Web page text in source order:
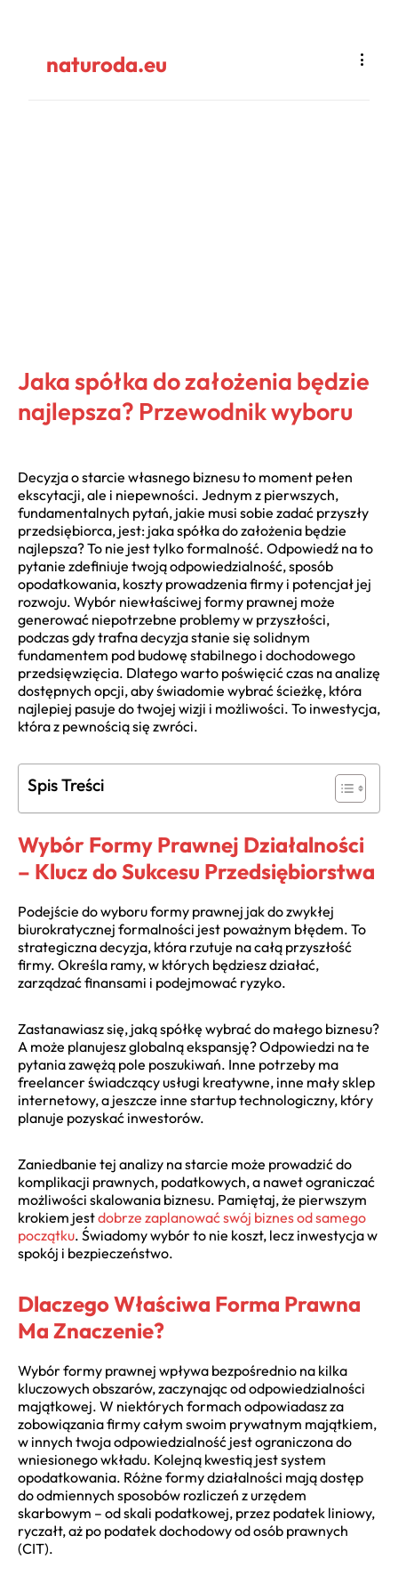
naturoda.eu
Jaka spółka do założenia będzie
najlepsza? Przewodnik wyboru
Decyzja o starcie własnego biznesu to moment pełen
ekscytacji, ale i niepewności. Jednym z pierwszych,
fundamentalnych pytań, jakie musi sobie zadać przyszły
przedsiębiorca, jest: jaka spółka do założenia będzie
najlepsza? To nie jest tylko formalność. Odpowiedź na to
pytanie zdefiniuje twoją odpowiedzialność, sposób
opodatkowania, koszty prowadzenia firmy i potencjał jej
rozwoju. Wybór niewłaściwej formy prawnej może
generować niepotrzebne problemy w przyszłości,
podczas gdy trafna decyzja stanie się solidnym
fundamentem pod budowę stabilnego i dochodowego
przedsięwzięcia. Dlatego warto poświęcić czas na analizę
dostępnych opcji, aby świadomie wybrać ścieżkę, która
najlepiej pasuje do twojej wizji i możliwości. To inwestycja,
która z pewnością się zwróci.
Spis Treści
Wybór Formy Prawnej Działalności
– Klucz do Sukcesu Przedsiębiorstwa
Podejście do wyboru formy prawnej jak do zwykłej
biurokratycznej formalności jest poważnym błędem. To
strategiczna decyzja, która rzutuje na całą przyszłość
firmy. Określa ramy, w których będziesz działać,
zarządzać finansami i podejmować ryzyko.
Zastanawiasz się, jaką spółkę wybrać do małego biznesu?
A może planujesz globalną ekspansję? Odpowiedzi na te
pytania zawężą pole poszukiwań. Inne potrzeby ma
freelancer świadczący usługi kreatywne, inne mały sklep
internetowy, a jeszcze inne startup technologiczny, który
planuje pozyskać inwestorów.
Zaniedbanie tej analizy na starcie może prowadzić do
komplikacji prawnych, podatkowych, a nawet ograniczać
możliwości skalowania biznesu. Pamiętaj, że pierwszym
krokiem jestdobrze zaplanować swój biznes od samego
początku. Świadomy wybór to nie koszt, lecz inwestycja w
spokój i bezpieczeństwo.
Dlaczego Właściwa Forma Prawna
Ma Znaczenie?
Wybór formy prawnej wpływa bezpośrednio na kilka
kluczowych obszarów, zaczynając od odpowiedzialności
majątkowej. W niektórych formach odpowiadasz za
zobowiązania firmy całym swoim prywatnym majątkiem,
w innych twoja odpowiedzialność jest ograniczona do
wniesionego wkładu. Kolejną kwestią jest system
opodatkowania. Różne formy działalności mają dostęp
do odmiennych sposobów rozliczeń z urzędem
skarbowym – od skali podatkowej, przez podatek liniowy,
ryczałt, aż po podatek dochodowy od osób prawnych
(CIT).